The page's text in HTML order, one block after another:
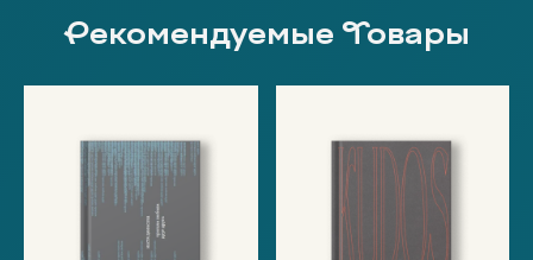
Рекомендуемые Товары